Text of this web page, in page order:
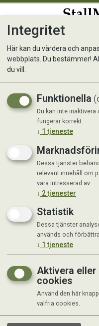
Tuggrullar
Integritet
Här kan du värdera och
webbplats. Du bestämmer!
du vill.
Funktionella
Du kan inte
fungerar korrekt.
↓ 1 tjeneste
Dessa tjänster
relevant innehåll om
vara intresserad av.
↓ 2tjenester
Statistik
Dessa tjänster
används och
↓ 1 tjeneste
Aktivera
cookies
Använd den här
valfria cookies.